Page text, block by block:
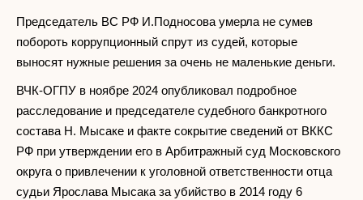
Председатель ВС РФ И.Подносова умерла не сумев
побороть коррупционный спрут из судей, которые
выносят нужные решения за очень не маленькие деньги.
ВЧК-ОГПУ в ноябре 2024 опубликовал подробное
расследование и председателе судебного банкротного
состава Н. Мысаке и факте сокрытие сведений от ВККС
РФ при утверждении его в Арбитражный суд Московского
округа о привлечении к уголовной ответственности отца
судьи Ярослава Мысака за убийство в 2014 году 6